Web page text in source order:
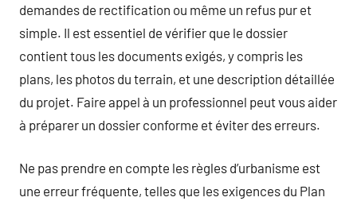
demandes de rectification ou même un refus pur et
simple. Il est essentiel de vérifier que le dossier
contient tous les documents exigés, y compris les
plans, les photos du terrain, et une description détaillée
du projet. Faire appel à un professionnel peut vous aider
à préparer un dossier conforme et éviter des erreurs.
Ne pas prendre en compte les règles d’urbanisme est
une erreur fréquente, telles que les exigences du Plan